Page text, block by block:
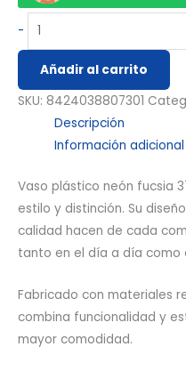
-
Añadir al carrito
SKU: 8424038807301
Descripción
Información adicional
Vaso plástico neón fucsia
estilo y distinción. Su
calidad hacen de cada
tanto en el día a día como
Fabricado con materiales
combina funcionalidad y
mayor comodidad.